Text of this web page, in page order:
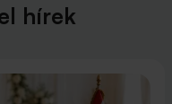
hírek